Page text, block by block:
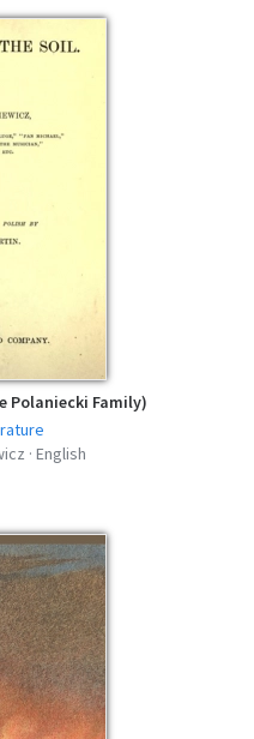
Polaniecki Family)
· English